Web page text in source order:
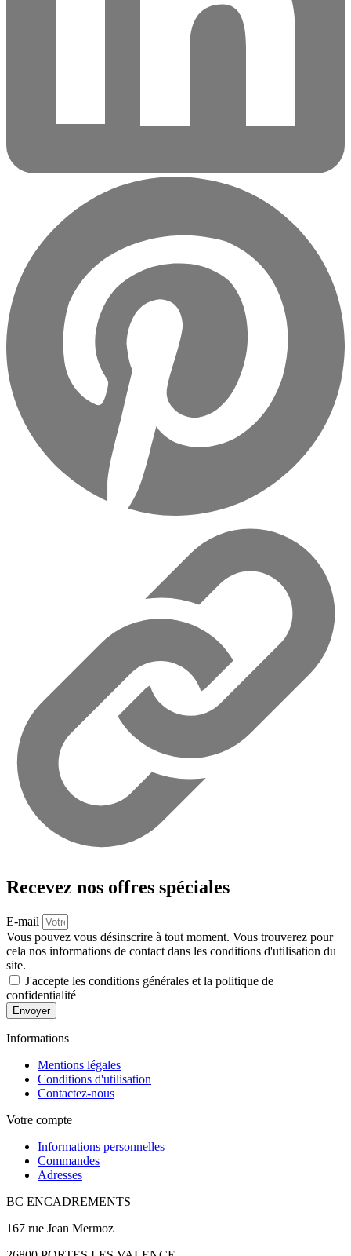
Recevez nos offres spéciales
E-mail
Vous pouvez vous désinscrire à tout moment. Vous trouverez pour
cela nos informations de contact dans les conditions d'utilisation du
site.
J'accepte les conditions générales et la politique de
confidentialité
Envoyer
Informations
Mentions légales
Conditions d'utilisation
Contactez-nous
Votre compte
Informations personnelles
Commandes
Adresses
BC ENCADREMENTS
167 rue Jean Mermoz